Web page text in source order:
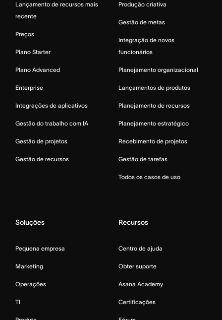
Lançamento de recursos mais
recente
Preços
Plano Starter
Plano Advanced
Enterprise
Integrações de aplicativos
Gestão do trabalho com IA
Gestão de projetos
Gestão de recursos
Produção criativa
Gestão de metas
Integração de novos
funcionários
Planejamento organizacional
Lançamentos de produtos
Planejamento de recursos
Planejamento estratégico
Recebimento de projetos
Gestão de tarefas
Todos os casos de uso
Soluções
Pequena empresa
Marketing
Operações
TI
Recursos
Centro de ajuda
Obter suporte
Asana Academy
Certificações